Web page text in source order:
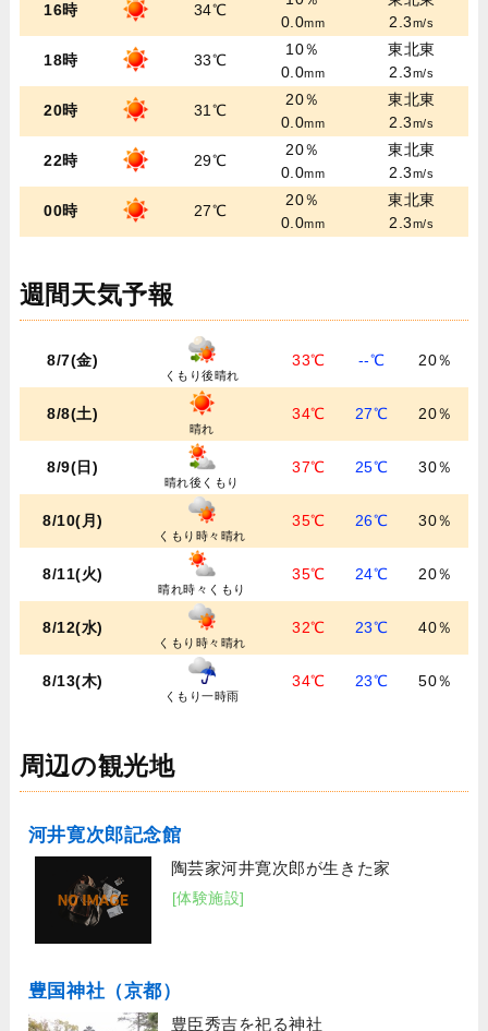
16時 34℃
0.0mm
2.3m/s
18時 33℃
10％
0.0mm
東北東
2.3m/s
20時 31℃
20％
0.0mm
東北東
2.3m/s
22時 29℃
20％
0.0mm
東北東
2.3m/s
00時 27℃
20％
0.0mm
東北東
2.3m/s
週間天気予報
8/7(金)
くもり後晴れ
33℃ --℃ 20％
8/8(土)
晴れ
34℃ 27℃ 20％
8/9(日)
晴れ後くもり
37℃ 25℃ 30％
8/10(月)
くもり時々晴れ
35℃ 26℃ 30％
8/11(火)
晴れ時々くもり
35℃ 24℃ 20％
8/12(水)
くもり時々晴れ
32℃ 23℃ 40％
8/13(木)
くもり一時雨
34℃ 23℃ 50％
周辺の観光地
河井寛次郎記念館
陶芸家河井寛次郎が生きた家
[体験施設]
豊国神社（京都）
豊臣秀吉を祀る神社